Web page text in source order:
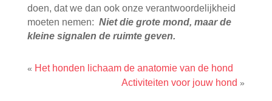
doen, dat we dan ook onze verantwoordelijkheid
moeten nemen: Niet die grote mond, maar de
kleine signalen de ruimte geven.
« Het honden lichaam de anatomie van de hond
Activiteiten voor jouw hond »